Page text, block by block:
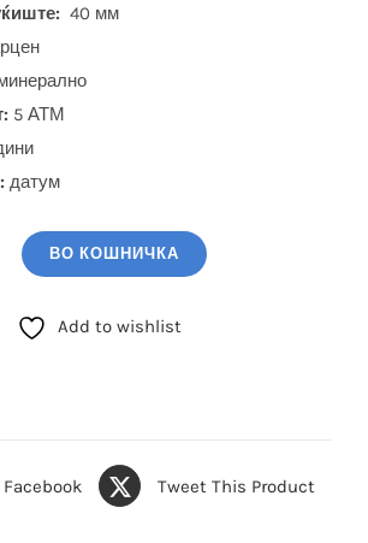
40 мм
5 АТМ
датум
ВО КОШНИЧКА
Add to wishlist
Facebook Tweet This Product